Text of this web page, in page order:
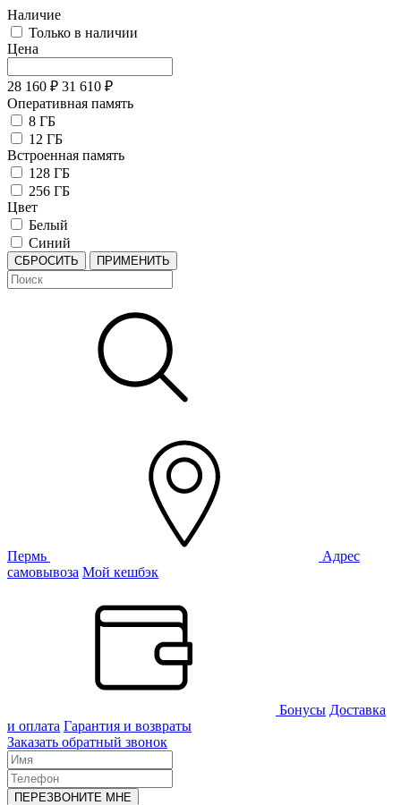
Наличие
Только в наличии
Цена
28 160 ₽ 31 610 ₽
Оперативная память
8 ГБ
12 ГБ
Встроенная память
128 ГБ
256 ГБ
Цвет
Белый
Синий
СБРОСИТЬ ПРИМЕНИТЬ
Пермь
Адрес
самовывоза Мой кешбэк
Бонусы Доставка
и оплата Гарантия и возвраты
Заказать обратный звонок
ПЕРЕЗВОНИТЕ МНЕ